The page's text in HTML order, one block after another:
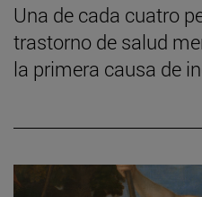
Una de cada cuatro
trastorno de salud
la primera causa de